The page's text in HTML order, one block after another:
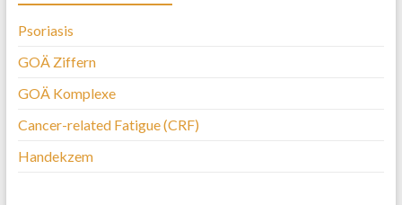
Psoriasis
GOÄ Ziffern
GOÄ Komplexe
Cancer-related Fatigue (CRF)
Handekzem